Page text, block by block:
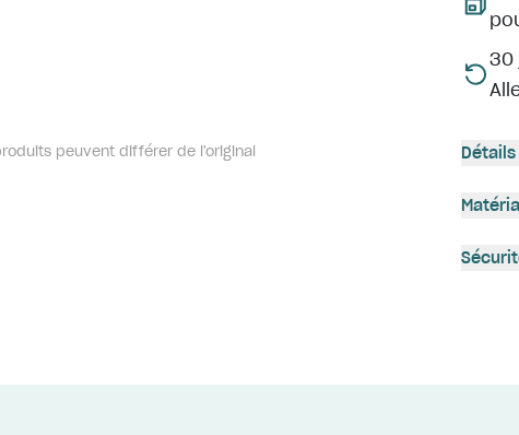
peuvent différer de l'original
30